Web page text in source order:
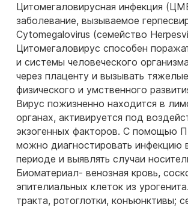
Цитомегаловирусная инфекция
заболевание, вызываемое
Cytomegalovirus (семейство
Цитомегаловирус способен
и системы человеческого
через плаценту и вызывать
физического и умственного
Вирус пожизненно находится в
органах, активируется под
экзогенных факторов. С помощью
можно диагностировать инфекцию
периоде и выявлять случаи
Биоматериал- венозная кровь,
эпителиальных клеток из
тракта, ротоглотки, конъюнктивы;